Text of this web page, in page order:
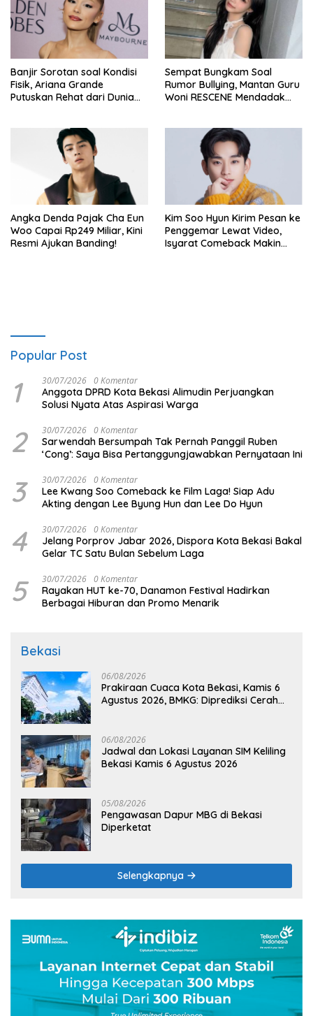
Banjir Sorotan soal Kondisi
Fisik, Ariana Grande
Putuskan Rehat dari Dunia
Sempat Bungkam Soal
Rumor Bullying, Mantan Guru
Woni RESCENE Mendadak
Angka Denda Pajak Cha Eun
Woo Capai Rp249 Miliar, Kini
Resmi Ajukan Banding!
Kim Soo Hyun Kirim Pesan ke
Penggemar Lewat Video,
Isyarat Comeback Makin
Popular Post
1 30/07/2026 0 Komentar
Anggota DPRD Kota Bekasi Alimudin Perjuangkan
Solusi Nyata Atas Aspirasi Warga
2 30/07/2026 0 Komentar
Sarwendah Bersumpah Tak Pernah Panggil Ruben
‘Cong’: Saya Bisa Pertanggungjawabkan Pernyataan Ini
3 30/07/2026 0 Komentar
Lee Kwang Soo Comeback ke Film Laga! Siap Adu
Akting dengan Lee Byung Hun dan Lee Do Hyun
4 30/07/2026 0 Komentar
Jelang Porprov Jabar 2026, Dispora Kota Bekasi Bakal
Gelar TC Satu Bulan Sebelum Laga
5 30/07/2026 0 Komentar
Rayakan HUT ke-70, Danamon Festival Hadirkan
Berbagai Hiburan dan Promo Menarik
Bekasi
06/08/2026
Prakiraan Cuaca Kota Bekasi, Kamis 6
Agustus 2026, BMKG: Diprediksi Cerah
06/08/2026
Jadwal dan Lokasi Layanan SIM Keliling
Bekasi Kamis 6 Agustus 2026
05/08/2026
Pengawasan Dapur MBG di Bekasi
Diperketat
Selengkapnya